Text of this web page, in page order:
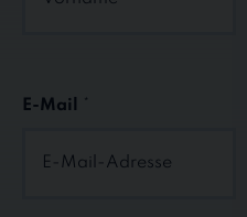
E-Mail